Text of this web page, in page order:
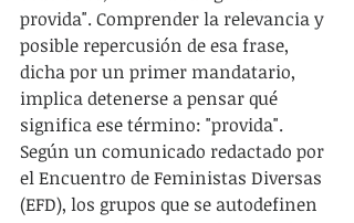
provida". Comprender la relevancia y
posible repercusión de esa frase,
dicha por un primer mandatario,
implica detenerse a pensar qué
significa ese término: "provida".
Según un comunicado redactado por
el Encuentro de Feministas Diversas
(EFD), los grupos que se autodefinen